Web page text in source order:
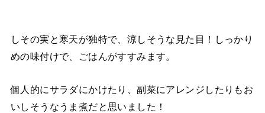
しその実と寒天が独特で、涼しそうな見た目！しっかり
めの味付けで、ごはんがすすみます。
個人的にサラダにかけたり、副菜にアレンジしたりもお
いしそうなうま煮だと思いました！